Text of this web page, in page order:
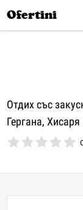
Ofertini
Отдих със
Гергана, Хисаря